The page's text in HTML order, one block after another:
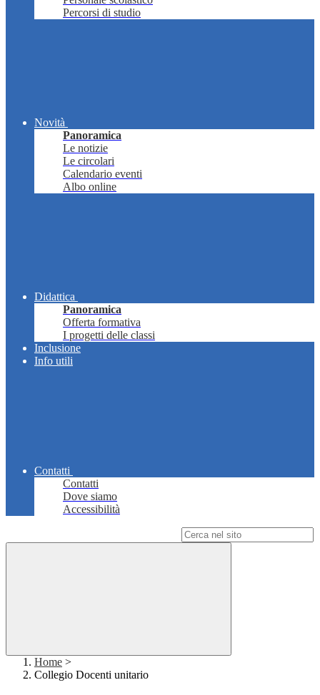
Percorsi di studio
Novità
Panoramica
Le notizie
Le circolari
Calendario eventi
Albo online
Didattica
Panoramica
Offerta formativa
I progetti delle classi
Inclusione
Info utili
Contatti
Contatti
Dove siamo
Accessibilità
Home >
Collegio Docenti unitario